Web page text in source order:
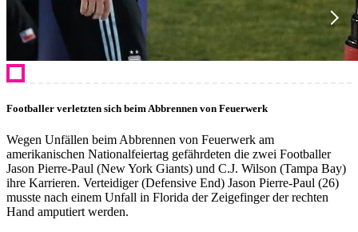
Footballer verletzten sich beim Abbrennen von Feuerwerk
Wegen Unfällen beim Abbrennen von Feuerwerk am
amerikanischen Nationalfeiertag gefährdeten die zwei Footballer
Jason Pierre-Paul (New York Giants) und C.J. Wilson (Tampa Bay)
ihre Karrieren. Verteidiger (Defensive End) Jason Pierre-Paul (26)
musste nach einem Unfall in Florida der Zeigefinger der rechten
Hand amputiert werden.